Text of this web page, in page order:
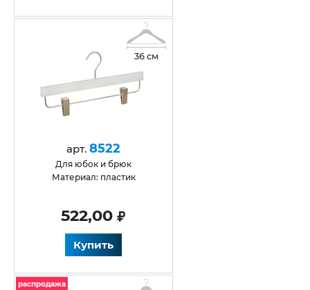
36 см
арт. 8522
для юбок и брюк
Материал: пластик
522,00
Купить
распродажа